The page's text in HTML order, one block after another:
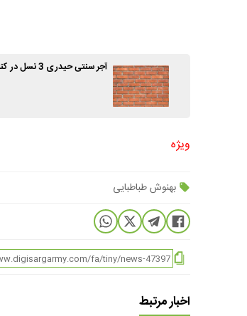
آجر سنتی حیدری 3 نسل در کنار ایرانیان
ویژه
بهنوش طباطبایی
اخبار مرتبط